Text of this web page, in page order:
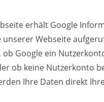
erhält Google
Webseite
Google ein
ob keine Nutzerkonto
Ihre Daten direkt